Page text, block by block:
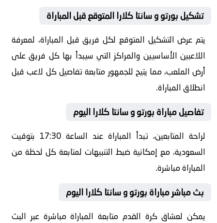
تشكيل بورتو و سانتا كلارا المتوقع قبل المباراة
يتم عرض التشكيل المتوقع لكل فريق قبل المباراة، لمعرفة
اللاعبين الأساسيين والمراكز التي سيبدأ بها كل فريق على
أرض الملعب، مما يتيح للجمهور متابعة تفاصيل كل لاعب قبل
انطلاق المباراة.
تفاصيل مباراة بورتو و سانتا كلارا اليوم
لراحة المتابعين، تبدأ المباراة عند الساعة 17:30 بتوقيت
السعودية، مع إمكانية ضبط التنبيهات لمتابعة كل لحظة من
المباراة مباشرة.
بث مباشر مباراة بورتو و سانتا كلارا اليوم
يمكن لعشاق كرة القدم متابعة المباراة مباشرة عبر البث